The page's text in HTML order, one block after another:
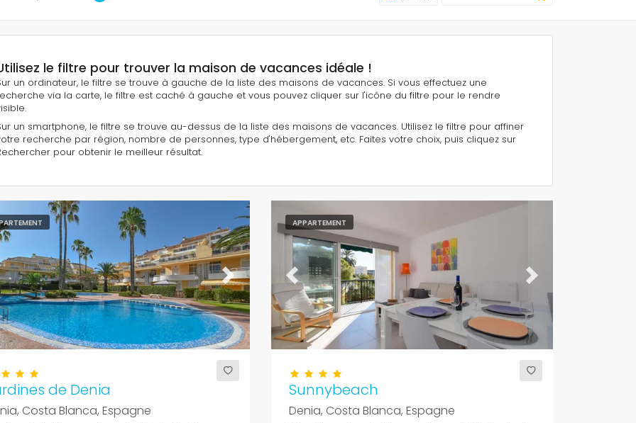
le filtre pour trouver la maison de vacances idéale !
un ordinateur, le filtre se trouve à gauche de la liste des maisons de vacances. Si vous effectuez une
via la carte, le filtre est caché à gauche et vous pouvez cliquer sur l'icône du filtre pour le rendre
un smartphone, le filtre se trouve au-dessus de la liste des maisons de vacances. Utilisez le filtre pour affiner
recherche par région, nombre de personnes, type d'hébergement, etc. Faites votre choix, puis cliquez sur
pour obtenir le meilleur résultat.
Next
de Denia
Costa Blanca, Espagne
APPARTEMENT
Previous Next
Sunnybeach
Denia, Costa Blanca, Espagne